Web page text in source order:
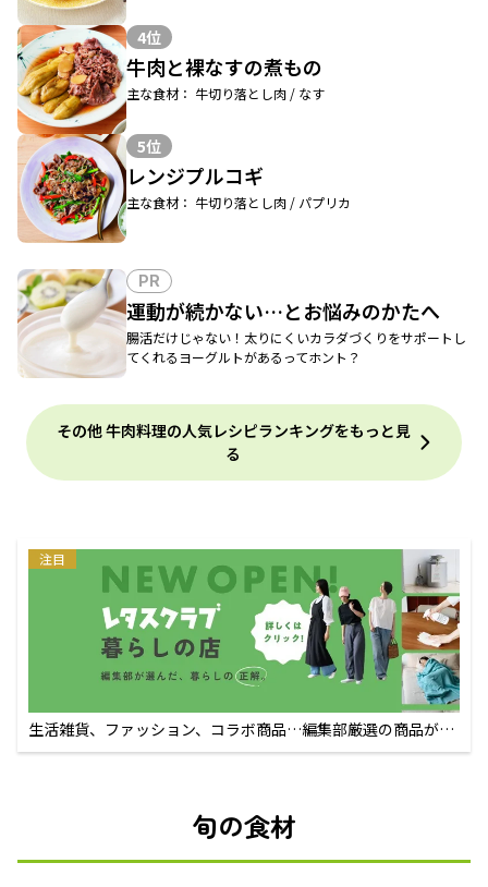
4位
牛肉と裸なすの煮もの
主な食材： 牛切り落とし肉 / なす
5位
レンジプルコギ
主な食材： 牛切り落とし肉 / パプリカ
PR
運動が続かない…とお悩みのかたへ
腸活だけじゃない！太りにくいカラダづくりをサポートし
てくれるヨーグルトがあるってホント？
その他 牛肉料理の人気レシピランキングをもっと見
る
注目
生活雑貨、ファッション、コラボ商品…編集部厳選の商品が買
えるECサイト
旬の食材